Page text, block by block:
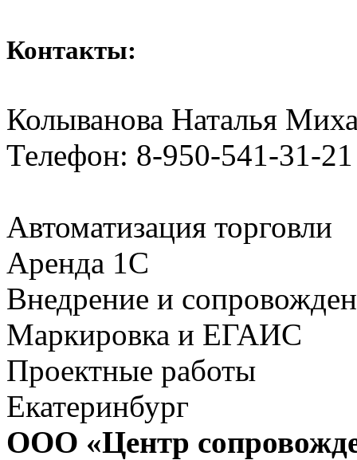
Контакты:
Колыванова Наталья
Телефон: 8-950-541-31-21
Автоматизация торговли
Аренда 1С
Внедрение и
Маркировка и ЕГАИС
Проектные работы
Екатеринбург
ООО «Центр